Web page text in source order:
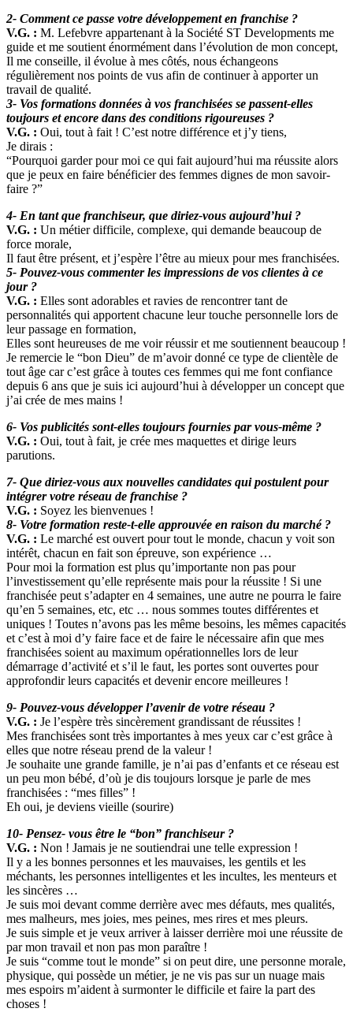
2- Comment ce passe votre développement en franchise ?
V.G. : M. Lefebvre appartenant à la Société ST Developments me
guide et me soutient énormément dans l’évolution de mon concept,
Il me conseille, il évolue à mes côtés, nous échangeons
régulièrement nos points de vus afin de continuer à apporter un
travail de qualité.
3- Vos formations données à vos franchisées se passent-elles
toujours et encore dans des conditions rigoureuses ?
V.G. : Oui, tout à fait ! C’est notre différence et j’y tiens,
Je dirais :
“Pourquoi garder pour moi ce qui fait aujourd’hui ma réussite alors
que je peux en faire bénéficier des femmes dignes de mon savoir-
faire ?”
4- En tant que franchiseur, que diriez-vous aujourd’hui ?
V.G. : Un métier difficile, complexe, qui demande beaucoup de
force morale,
Il faut être présent, et j’espère l’être au mieux pour mes franchisées.
5- Pouvez-vous commenter les impressions de vos clientes à ce
jour ?
V.G. : Elles sont adorables et ravies de rencontrer tant de
personnalités qui apportent chacune leur touche personnelle lors de
leur passage en formation,
Elles sont heureuses de me voir réussir et me soutiennent beaucoup !
Je remercie le “bon Dieu” de m’avoir donné ce type de clientèle de
tout âge car c’est grâce à toutes ces femmes qui me font confiance
depuis 6 ans que je suis ici aujourd’hui à développer un concept que
j’ai crée de mes mains !
6- Vos publicités sont-elles toujours fournies par vous-même ?
V.G. : Oui, tout à fait, je crée mes maquettes et dirige leurs
parutions.
7- Que diriez-vous aux nouvelles candidates qui postulent pour
intégrer votre réseau de franchise ?
V.G. : Soyez les bienvenues !
8- Votre formation reste-t-elle approuvée en raison du marché ?
V.G. : Le marché est ouvert pour tout le monde, chacun y voit son
intérêt, chacun en fait son épreuve, son expérience …
Pour moi la formation est plus qu’importante non pas pour
l’investissement qu’elle représente mais pour la réussite ! Si une
franchisée peut s’adapter en 4 semaines, une autre ne pourra le faire
qu’en 5 semaines, etc, etc … nous sommes toutes différentes et
uniques ! Toutes n’avons pas les même besoins, les mêmes capacités
et c’est à moi d’y faire face et de faire le nécessaire afin que mes
franchisées soient au maximum opérationnelles lors de leur
démarrage d’activité et s’il le faut, les portes sont ouvertes pour
approfondir leurs capacités et devenir encore meilleures !
9- Pouvez-vous développer l’avenir de votre réseau ?
V.G. : Je l’espère très sincèrement grandissant de réussites !
Mes franchisées sont très importantes à mes yeux car c’est grâce à
elles que notre réseau prend de la valeur !
Je souhaite une grande famille, je n’ai pas d’enfants et ce réseau est
un peu mon bébé, d’où je dis toujours lorsque je parle de mes
franchisées : “mes filles” !
Eh oui, je deviens vieille (sourire)
10- Pensez- vous être le “bon” franchiseur ?
V.G. : Non ! Jamais je ne soutiendrai une telle expression !
Il y a les bonnes personnes et les mauvaises, les gentils et les
méchants, les personnes intelligentes et les incultes, les menteurs et
les sincères …
Je suis moi devant comme derrière avec mes défauts, mes qualités,
mes malheurs, mes joies, mes peines, mes rires et mes pleurs.
Je suis simple et je veux arriver à laisser derrière moi une réussite de
par mon travail et non pas mon paraître !
Je suis “comme tout le monde” si on peut dire, une personne morale,
physique, qui possède un métier, je ne vis pas sur un nuage mais
mes espoirs m’aident à surmonter le difficile et faire la part des
choses !